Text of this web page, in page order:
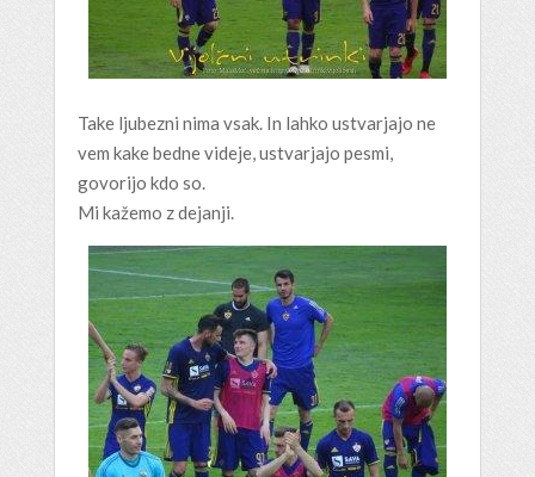
Take ljubezni nima vsak. In lahko ustvarjajo ne
vem kake bedne videje, ustvarjajo pesmi,
govorijo kdo so.
Mi kažemo z dejanji.